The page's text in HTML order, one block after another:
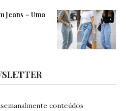
Jeans – Uma
conteúdos